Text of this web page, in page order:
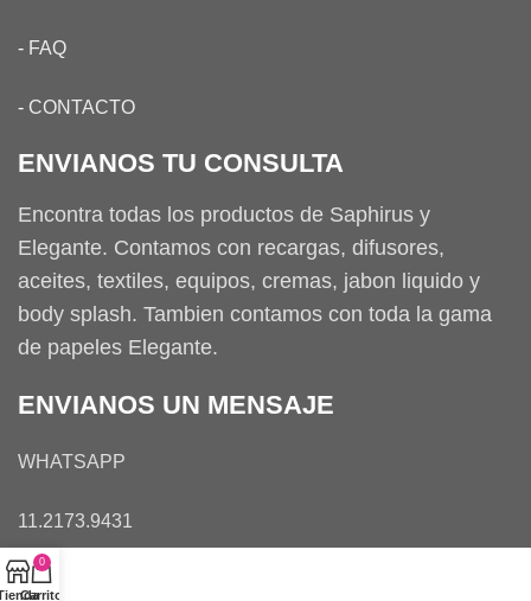
- FAQ
- CONTACTO
ENVIANOS TU CONSULTA
Encontra todas los productos de Saphirus y
Elegante. Contamos con recargas, difusores,
aceites, textiles, equipos, cremas, jabon liquido y
body splash. Tambien contamos con toda la gama
de papeles Elegante.
ENVIANOS UN MENSAJE
WHATSAPP
11.2173.9431
0
Carrito